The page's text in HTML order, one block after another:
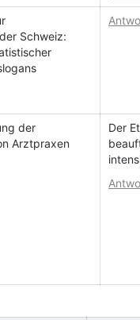
Schweiz:
der
Arztpraxen
Der